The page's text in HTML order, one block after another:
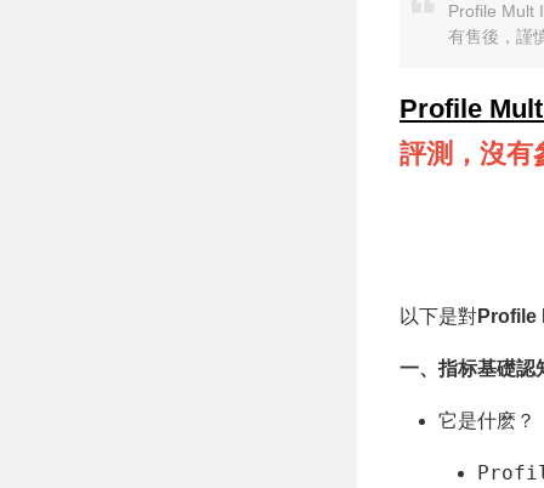
Profile Mult
有售後，謹
Profile
評測，沒有
以下是對Profile
一、指标基礎認
它是什麽？